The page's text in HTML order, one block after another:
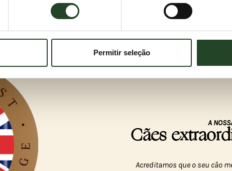
Permitir seleção
A
Cães
Acreditamos que o seu cão